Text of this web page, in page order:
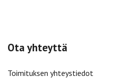
Ota yhteyttä
Toimituksen yhteystiedot